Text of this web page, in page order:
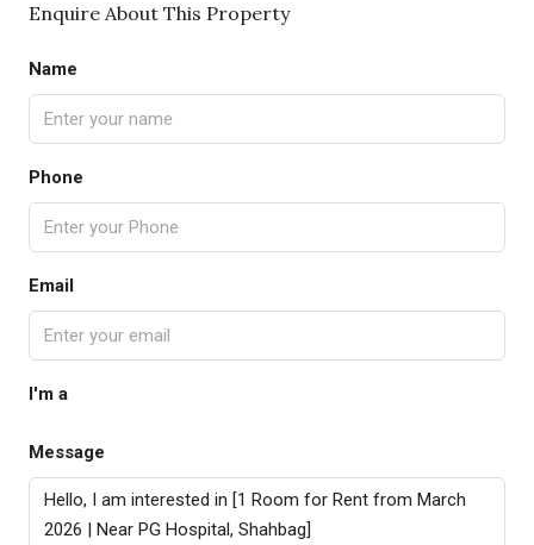
Enquire About This Property
Name
Phone
Email
I'm a
Message